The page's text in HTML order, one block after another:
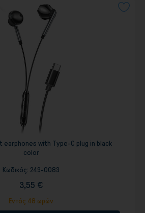
earphones with Type-C plug in black
color
Κωδικός: 249-0083
3,55 €
Εντός 48 ωρών